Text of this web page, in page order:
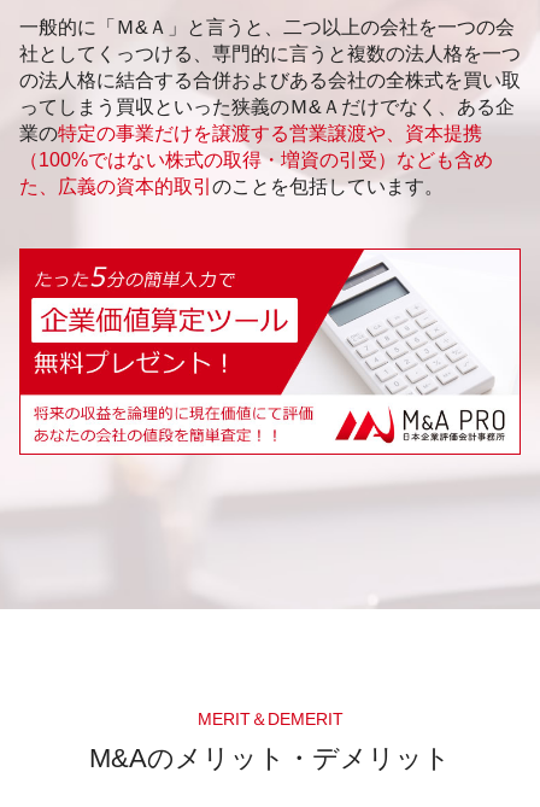
一般的に「Ｍ&Ａ」と言うと、二つ以上の会社を一つの会
社としてくっつける、専門的に言うと複数の法人格を一つ
の法人格に結合する合併およびある会社の全株式を買い取
ってしまう買収といった狭義のＭ&Ａだけでなく、ある企
業の特定の事業だけを譲渡する営業譲渡や、資本提携
（100%ではない株式の取得・増資の引受）なども含め
た、広義の資本的取引 のことを包括しています。
MERIT＆DEMERIT
M&Aのメリット・デメリット